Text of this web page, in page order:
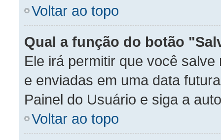
Voltar ao topo
Qual a função do botão
Ele irá permitir que você
e enviadas em uma data
Painel do Usuário e siga a
Voltar ao topo